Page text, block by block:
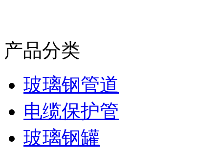
产品分类
玻璃钢管道
电缆保护管
玻璃钢罐